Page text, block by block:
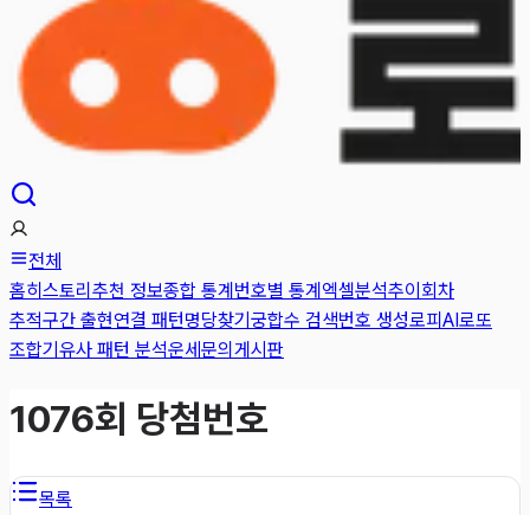
전체
홈히스토리 추천 정보종합 통계번호별 통계엑셀분석추이 회차
추적구간 출현연결 패턴명당찾기궁합수 검색번호 생성로피AI로또
조합기유사 패턴 분석운세문의게시판
1076회 당첨번호
목록